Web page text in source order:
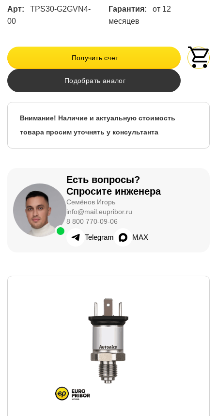
Арт:
TPS30-G2GVN4-
00
Гарантия:
от 12
месяцев
Получить счет
Подобрать аналог
Внимание! Наличие и актуальную стоимость
товара просим уточнять у консультанта
Есть вопросы?
Спросите инженера
Семёнов Игорь
info@mail.eupribor.ru
8 800 770-09-06
Telegram MAX